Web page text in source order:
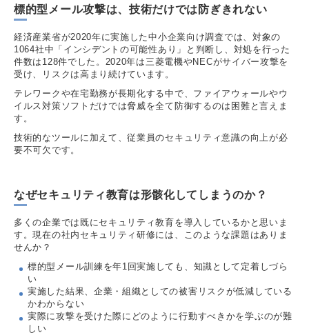
標的型メール攻撃は、技術だけでは防ぎきれない
経済産業省が2020年に実施した中小企業向け調査では、対象の
1064社中「インシデントの可能性あり」と判断し、対処を行った
件数は128件でした。2020年は三菱電機やNECがサイバー攻撃を
受け、リスクは高まり続けています。
テレワークや在宅勤務が長期化する中で、ファイアウォールやウ
イルス対策ソフトだけでは脅威を全て防御するのは困難と言えま
す。
技術的なツールに加えて、従業員のセキュリティ意識の向上が必
要不可欠です。
なぜセキュリティ教育は形骸化してしまうのか？
多くの企業では既にセキュリティ教育を導入しているかと思いま
す。現在の社内セキュリティ研修には、このような課題はありま
せんか？
標的型メール訓練を年1回実施しても、知識として定着しづら
い
実施した結果、企業・組織としての被害リスクが低減している
かわからない
実際に攻撃を受けた際にどのように行動すべきかを学ぶのが難
しい